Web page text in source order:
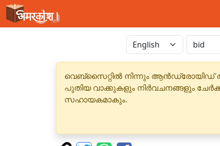
വെബ്‌സൈറ്റിൽ നിന്നും ആൻഡ്രോയിഡ്
പുതിയ വാക്കുകളും നിർവചനങ്ങളും
സഹായകമാകും.